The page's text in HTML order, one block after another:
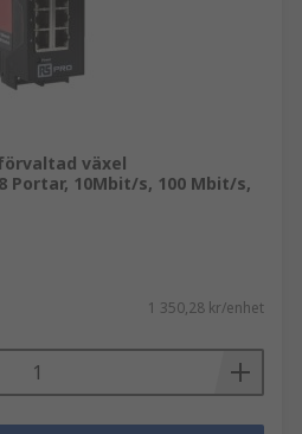
växel
Portar, 10Mbit/s, 100 Mbit/s,
1 350,28 kr/enhet